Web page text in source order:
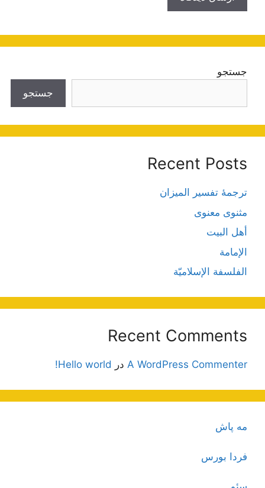
جستجو
جستجو
Recent Posts
ترجمۀ تفسیر المیزان
مثنوی معنوی
أهل البيت
الإمامة
الفلسفة الإسلاميّة
Recent Comments
A WordPress Commenter در Hello world!
مه پاش
فردا بورس